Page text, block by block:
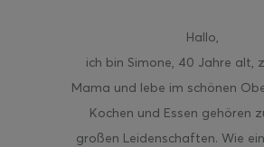
Hallo,
ich bin Simone, 40 Jahre alt,
Mama und lebe im schönen
Kochen und Essen gehören
großen Leidenschaften. Wie